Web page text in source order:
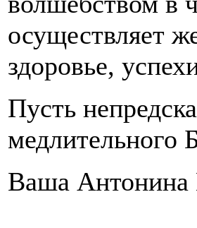
осуществляет
здоровье,
Пусть
медлительного
Ваша